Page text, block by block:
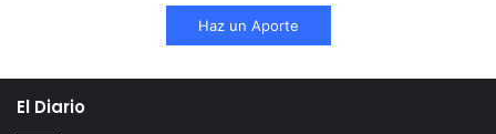
Haz un Aporte
El Diario